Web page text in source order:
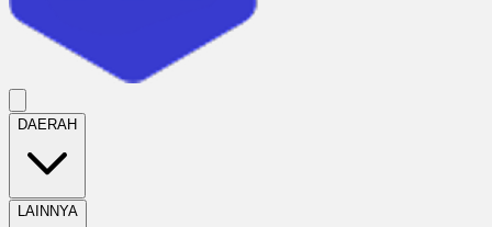
DAERAH
LAINNYA